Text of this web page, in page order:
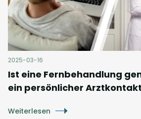
2025-03-16
Ist eine Fernbehandlung
ein persönlicher
Weiterlesen